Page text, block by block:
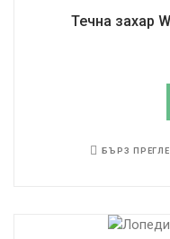
Течна захар
БЪРЗ